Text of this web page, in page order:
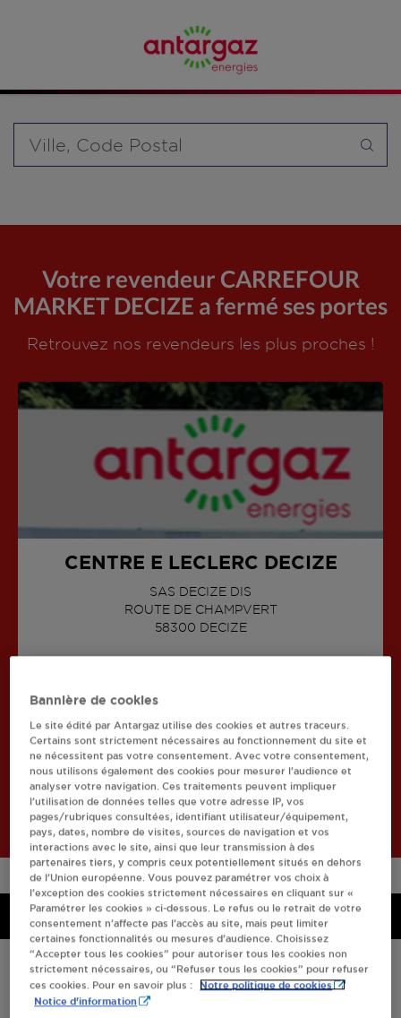
bouteille souhaité et le type de point de vente (revendeur /
distributeur automatique de bouteilles de gaz ou station GPL
carburant)
Votre revendeur CARREFOUR
MARKET DECIZE a fermé ses portes
Retrouvez nos revendeurs les plus proches !
CENTRE E LECLERC DECIZE
SAS DECIZE DIS
ROUTE DE CHAMPVERT
58300 DECIZE
AFFICHER LE TÉLÉPHONE
Recherchez un autre revendeur
Retourner à l'accueil
Menu
Bannière de cookies
Le site édité par Antargaz utilise des cookies et autres traceurs.
Certains sont strictement nécessaires au fonctionnement du site et
ne nécessitent pas votre consentement. Avec votre consentement,
nous utilisons également des cookies pour mesurer l’audience et
analyser votre navigation. Ces traitements peuvent impliquer
l’utilisation de données telles que votre adresse IP, vos
pages/rubriques consultées, identifiant utilisateur/équipement,
pays, dates, nombre de visites, sources de navigation et vos
interactions avec le site, ainsi que leur transmission à des
partenaires tiers, y compris ceux potentiellement situés en dehors
de l’Union européenne. Vous pouvez paramétrer vos choix à
l’exception des cookies strictement nécessaires en cliquant sur «
Paramétrer les cookies » ci-dessous. Le refus ou le retrait de votre
consentement n’affecte pas l’accès au site, mais peut limiter
certaines fonctionnalités ou mesures d’audience. Choisissez
“Accepter tous les cookies” pour autoriser tous les cookies non
strictement nécessaires, ou “Refuser tous les cookies” pour refuser
ces cookies. Pour en savoir plus :
Notre politique de cookies
Notice d'information